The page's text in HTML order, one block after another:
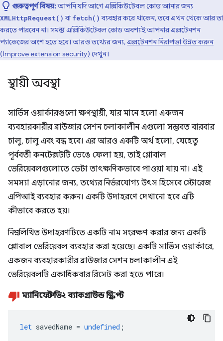
গুরুত্বপূর্ণ বিষয়:আপনি যদি আগে এক্সিকিউটেবল কোড আনার জন্য
XMLHttpRequest() বাfetch() ব্যবহার করে থাকেন, তবে এখন থেকে আর তা
করতে পারবেন না। সমস্ত এক্সিকিউটেবল কোড অবশ্যই আপনার এক্সটেনশন
প্যাকেজের অংশ হতে হবে। আরও তথ্যের জন্য,এক্সটেনশন নিরাপত্তা উন্নত করুন
(Improve extension security) দেখুন।
স্থায়ী অবস্থা
সার্ভিস ওয়ার্কারগুলো ক্ষণস্থায়ী, যার মানে হলো একজন
ব্যবহারকারীর ব্রাউজার সেশন চলাকালীন এগুলো সম্ভবত বারবার
চালু, চালু এবং বন্ধ হবে। এর আরও একটি অর্থ হলো, যেহেতু
পূর্ববর্তী কনটেক্সটটি ভেঙে ফেলা হয়, তাই গ্লোবাল
ভেরিয়েবলগুলোতে ডেটা তাৎক্ষণিকভাবে পাওয়া যায় না। এই
সমস্যা এড়ানোর জন্য, তথ্যের নির্ভরযোগ্য উৎস হিসেবে স্টোরেজ
এপিআই ব্যবহার করুন। একটি উদাহরণে দেখানো হবে এটি
কীভাবে করতে হয়।
নিম্নলিখিত উদাহরণটিতে একটি নাম সংরক্ষণ করার জন্য একটি
গ্লোবাল ভেরিয়েবল ব্যবহার করা হয়েছে। একটি সার্ভিস ওয়ার্কারে,
একজন ব্যবহারকারীর ব্রাউজার সেশন চলাকালীন এই
ভেরিয়েবলটি একাধিকবার রিসেট করা হতে পারে।
ম্যানিফেস্ট ভি২ ব্যাকগ্রাউন্ড স্ক্রিপ্ট
let savedName = undefined ;